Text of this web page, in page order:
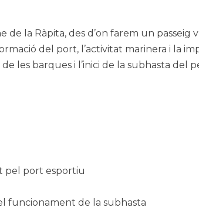
de la Ràpita, des d’on farem un
del port, l’activitat marinera i la
les barques i l’inici de la subhasta del
pel port esportiu
funcionament de la subhasta